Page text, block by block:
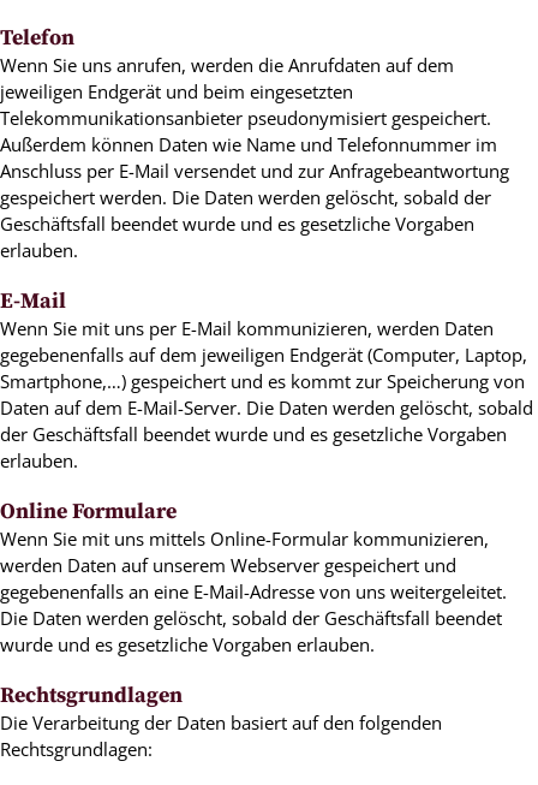
Telefon
Wenn Sie uns anrufen, werden die Anrufdaten auf dem
jeweiligen Endgerät und beim eingesetzten
Telekommunikationsanbieter pseudonymisiert gespeichert.
Außerdem können Daten wie Name und Telefonnummer im
Anschluss per E-Mail versendet und zur Anfragebeantwortung
gespeichert werden. Die Daten werden gelöscht, sobald der
Geschäftsfall beendet wurde und es gesetzliche Vorgaben
erlauben.
E-Mail
Wenn Sie mit uns per E-Mail kommunizieren, werden Daten
gegebenenfalls auf dem jeweiligen Endgerät (Computer, Laptop,
Smartphone,…) gespeichert und es kommt zur Speicherung von
Daten auf dem E-Mail-Server. Die Daten werden gelöscht, sobald
der Geschäftsfall beendet wurde und es gesetzliche Vorgaben
erlauben.
Online Formulare
Wenn Sie mit uns mittels Online-Formular kommunizieren,
werden Daten auf unserem Webserver gespeichert und
gegebenenfalls an eine E-Mail-Adresse von uns weitergeleitet.
Die Daten werden gelöscht, sobald der Geschäftsfall beendet
wurde und es gesetzliche Vorgaben erlauben.
Rechtsgrundlagen
Die Verarbeitung der Daten basiert auf den folgenden
Rechtsgrundlagen: